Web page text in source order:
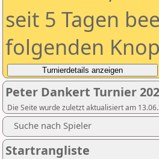
seit 5 Tagen
folgenden
Peter Dankert Turnier
Die Seite wurde zuletzt aktualisiert am
Suche nach Spieler
Startrangliste